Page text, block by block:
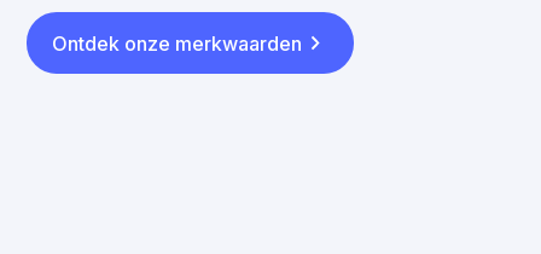
Ontdek onze merkwaarden